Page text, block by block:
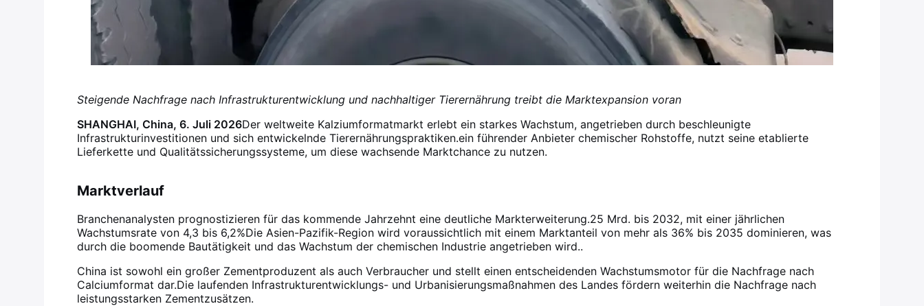
Steigende Nachfrage nach Infrastrukturentwicklung und nachhaltiger Tierernährung treibt die Marktexpansion voran
SHANGHAI, China, 6. Juli 2026Der weltweite Kalziumformatmarkt erlebt ein starkes Wachstum, angetrieben durch beschleunigte
Infrastrukturinvestitionen und sich entwickelnde Tierernährungspraktiken.ein führender Anbieter chemischer Rohstoffe, nutzt seine etablierte
Lieferkette und Qualitätssicherungssysteme, um diese wachsende Marktchance zu nutzen.
Marktverlauf
Branchenanalysten prognostizieren für das kommende Jahrzehnt eine deutliche Markterweiterung.25 Mrd. bis 2032, mit einer jährlichen
Wachstumsrate von 4,3 bis 6,2%Die Asien-Pazifik-Region wird voraussichtlich mit einem Marktanteil von mehr als 36% bis 2035 dominieren, was
durch die boomende Bautätigkeit und das Wachstum der chemischen Industrie angetrieben wird..
China ist sowohl ein großer Zementproduzent als auch Verbraucher und stellt einen entscheidenden Wachstumsmotor für die Nachfrage nach
Calciumformat dar.Die laufenden Infrastrukturentwicklungs- und Urbanisierungsmaßnahmen des Landes fördern weiterhin die Nachfrage nach
leistungsstarken Zementzusätzen.